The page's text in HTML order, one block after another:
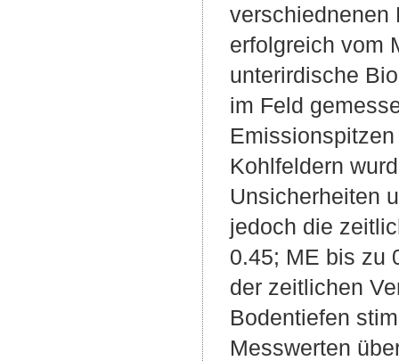
verschiednenen
erfolgreich vom
unterirdische
im Feld
Kohlfeldern
Unsicherheiten
jedoch die
0.45; ME bis zu
der zeitlichen
Bodentiefen
Messwerten